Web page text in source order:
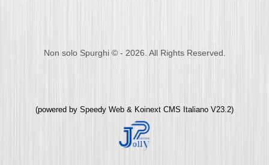
Non solo Spurghi © - 2026. All Rights Reserved.
(powered by Speedy Web & Koinext CMS Italiano V23.2)